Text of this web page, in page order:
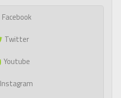
Facebook
Twitter
Youtube
Instagram